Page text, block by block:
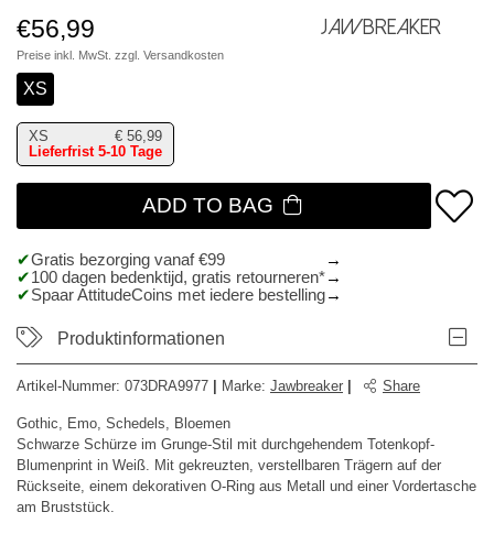
€56,99
Preise inkl. MwSt. zzgl. Versandkosten
Jawbreaker
XS
XS € 56,99
Lieferfrist 5-10 Tage
ADD TO BAG
Gratis bezorging vanaf €99
100 dagen bedenktijd, gratis retourneren*
Spaar AttitudeCoins met iedere bestelling
Produktinformationen
Artikel-Nummer: 073DRA9977 Marke: Jawbreaker Share
Gothic, Emo, Schedels, Bloemen
Schwarze Schürze im Grunge-Stil mit durchgehendem Totenkopf-
Blumenprint in Weiß. Mit gekreuzten, verstellbaren Trägern auf der
Rückseite, einem dekorativen O-Ring aus Metall und einer Vordertasche
am Bruststück.